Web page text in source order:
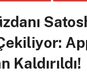
Kaldırıldı!